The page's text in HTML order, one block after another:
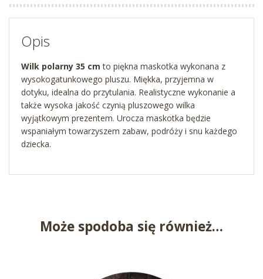
Opis
Wilk polarny 35 cm to piękna maskotka wykonana z
wysokogatunkowego pluszu. Miękka, przyjemna w
dotyku, idealna do przytulania. Realistyczne wykonanie a
także wysoka jakość czynią pluszowego wilka
wyjątkowym prezentem. Urocza maskotka będzie
wspaniałym towarzyszem zabaw, podróży i snu każdego
dziecka.
Może spodoba się również…